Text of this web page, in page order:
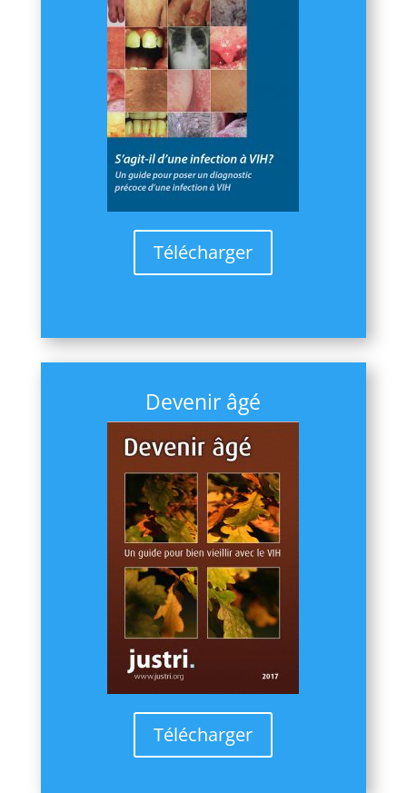
Télécharger
Devenir âgé
Télécharger